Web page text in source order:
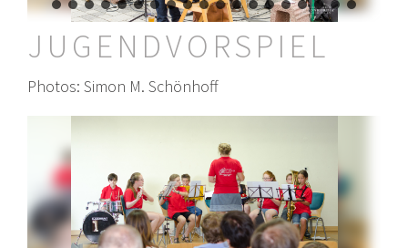
JUGENDVORSPIEL
Photos: Simon M. Schönhoff